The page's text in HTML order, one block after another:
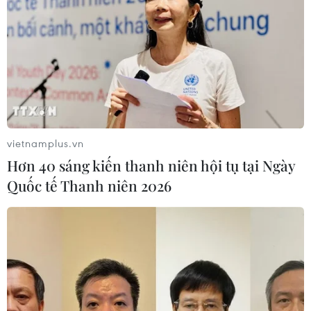
vietnamplus.vn
Hơn 40 sáng kiến thanh niên hội tụ tại Ngày
Quốc tế Thanh niên 2026